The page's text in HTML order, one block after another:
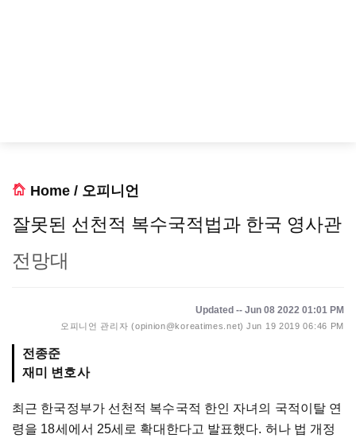
Home / 오피니언
잘못된 선천적 복수국적법과 한국 영사관
전망대
Updated -- Jun 08 2022 01:01 PM
오피니언 관리자 (opinion@koreatimes.net) Jun 19 2019 06:46 PM
전종준
재미 변호사
최근 한국정부가 선천적 복수국적 한인 자녀의 국적이탈 연
령을 18세에서 25세로 확대한다고 발표했다. 허나 법 개정